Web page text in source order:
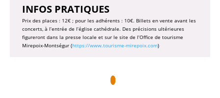
INFOS PRATIQUES
Prix des places : 12€ ; pour les adhérents : 10€. Billets en vente avant les
concerts, à l’entrée de l’église cathédrale. Des précisions ultérieures
figureront dans la presse locale et sur le site de l’Office de tourisme
Mirepoix-Montségur (https://www.tourisme-mirepoix.com)